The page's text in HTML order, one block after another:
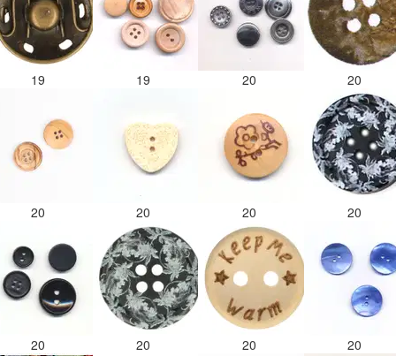
19 19 20 20
20 20 20 20
20 20 20 20